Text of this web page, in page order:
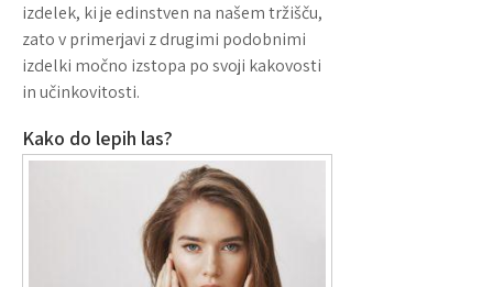
izdelek, ki je edinstven na našem tržišču,
zato v primerjavi z drugimi podobnimi
izdelki močno izstopa po svoji kakovosti
in učinkovitosti.
Kako do lepih las?